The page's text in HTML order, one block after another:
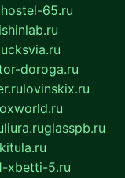
hostel-65.ru
doroga.ru
lovinskix.ru
liura.ruglasspb.ru
xbetti-5.ru